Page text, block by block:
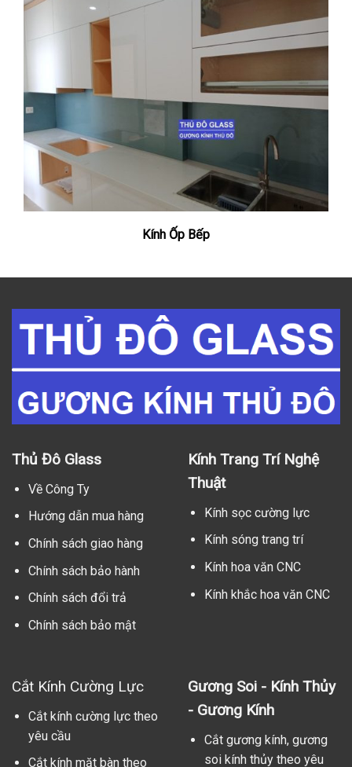
Kính Ốp Bếp
Thủ Đô Glass
Về Công Ty
Hướng dẫn mua hàng
Chính sách giao hàng
Chính sách bảo hành
Chính sách đổi trả
Chính sách bảo mật
Kính Trang Trí Nghệ
Thuật
Kính sọc cường lực
Kính sóng trang trí
Kính hoa văn CNC
Kính khắc hoa văn CNC
Cắt Kính Cường Lực
Cắt kính cường lực theo
yêu cầu
Cắt kính mặt bàn theo
Gương Soi - Kính Thủy
- Gương Kính
Cắt gương kính, gương
soi kính thủy theo yêu